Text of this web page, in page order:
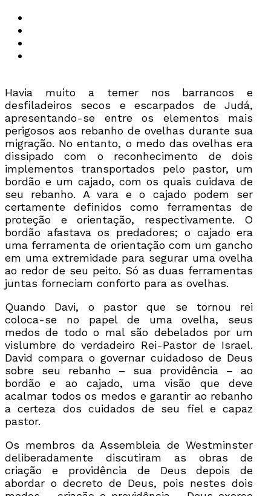
Havia muito a temer nos barrancos e
desfiladeiros secos e escarpados de Judá,
apresentando-se entre os elementos mais
perigosos aos rebanho de ovelhas durante sua
migração. No entanto, o medo das ovelhas era
dissipado com o reconhecimento de dois
implementos transportados pelo pastor, um
bordão e um cajado, com os quais cuidava de
seu rebanho. A vara e o cajado podem ser
certamente definidos como ferramentas de
proteção e orientação, respectivamente. O
bordão afastava os predadores; o cajado era
uma ferramenta de orientação com um gancho
em uma extremidade para segurar uma ovelha
ao redor de seu peito. Só as duas ferramentas
juntas forneciam conforto para as ovelhas.
Quando Davi, o pastor que se tornou rei
coloca-se no papel de uma ovelha, seus
medos de todo o mal são debelados por um
vislumbre do verdadeiro Rei-Pastor de Israel.
David compara o governar cuidadoso de Deus
sobre seu rebanho – sua providência – ao
bordão e ao cajado, uma visão que deve
acalmar todos os medos e garantir ao rebanho
a certeza dos cuidados de seu fiel e capaz
pastor.
Os membros da Assembleia de Westminster
deliberadamente discutiram as obras de
criação e providência de Deus depois de
abordar o decreto de Deus, pois nestes dois